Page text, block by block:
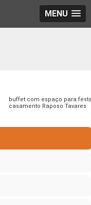
MENU
buffet com espaço para
casamento Raposo Tavares